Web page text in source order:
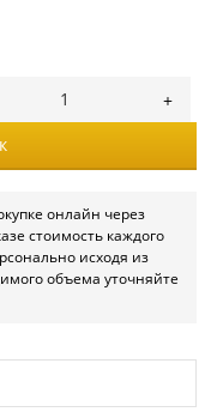
онлайн через
стоимость каждого
исходя из
объема уточняйте